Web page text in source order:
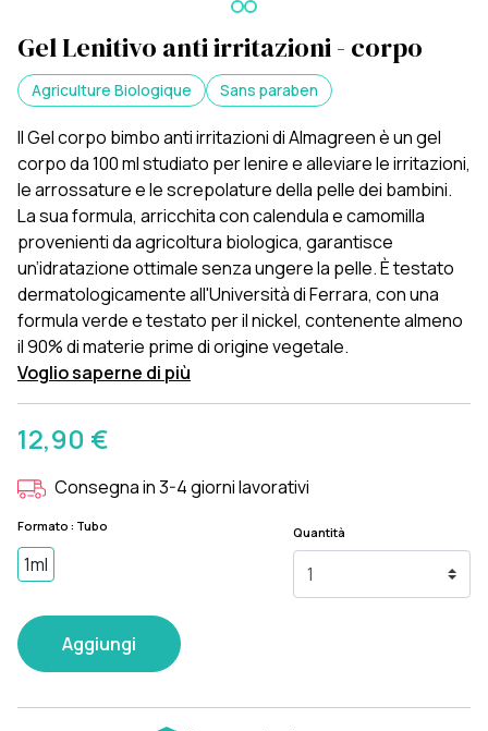
Gel Lenitivo anti irritazioni - corpo
Agriculture Biologique Sans paraben
Il Gel corpo bimbo anti irritazioni di Almagreen è un gel
corpo da 100 ml studiato per lenire e alleviare le irritazioni,
le arrossature e le screpolature della pelle dei bambini.
La sua formula, arricchita con calendula e camomilla
provenienti da agricoltura biologica, garantisce
un’idratazione ottimale senza ungere la pelle. È testato
dermatologicamente all'Università di Ferrara, con una
formula verde e testato per il nickel, contenente almeno
il 90% di materie prime di origine vegetale.
Voglio saperne di più
12,90 €
Consegna in 3-4 giorni lavorativi
Formato : Tubo
1ml
Quantità
Aggiungi